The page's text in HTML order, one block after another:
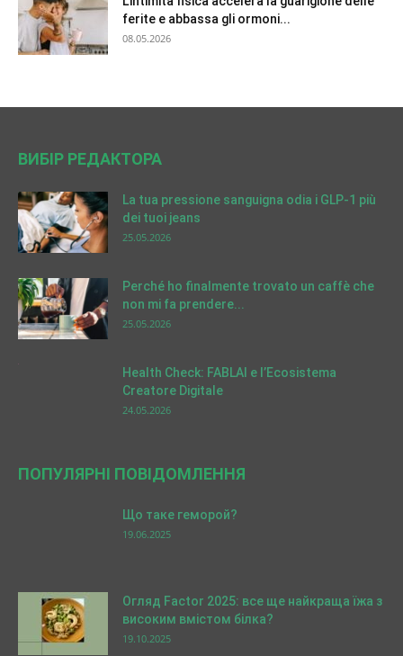
ferite e abbassa gli ormoni...
08.05.2026
ВИБІР РЕДАКТОРА
La tua pressione sanguigna odia i GLP-1 più
dei tuoi jeans
25.05.2026
Perché ho finalmente trovato un caffè che
non mi fa prendere...
25.05.2026
Health Check: FABLAI e l’Ecosistema
Creatore Digitale
24.05.2026
ПОПУЛЯРНІ ПОВІДОМЛЕННЯ
Що таке геморой?
19.06.2025
Огляд Factor 2025: все ще найкраща їжа з
високим вмістом білка?
19.10.2025